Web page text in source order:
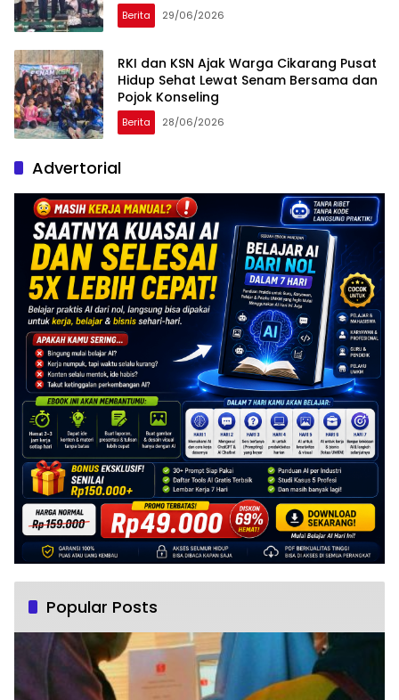
Berita 29/06/2026
RKI dan KSN Ajak Warga Cikarang Pusat
Hidup Sehat Lewat Senam Bersama dan
Pojok Konseling
Berita 28/06/2026
Advertorial
Popular Posts